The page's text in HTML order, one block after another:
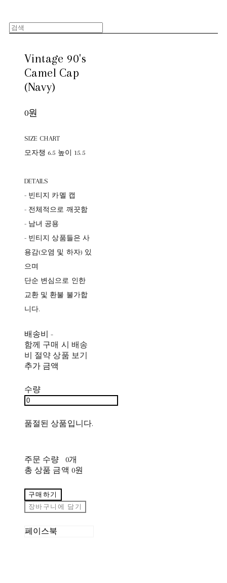
Vintage 90's
Camel Cap
(Navy)
0원
SIZE CHART
모자챙 6.5 높이 15.5
DETAILS
- 빈티지 카멜 캡
- 전체적으로 깨끗함
- 남녀 공용
- 빈티지 상품들은 사
용감(오염 및 하자) 있
으며
단순 변심으로 인한
교환 및 환불 불가합
니다.
배송비-
함께 구매 시 배송
비 절약 상품 보기
추가 금액
수량
품절된 상품입니다.
주문 수량
0개
총 상품 금액 0원
구매하기
장바구니에 담기
페이스북